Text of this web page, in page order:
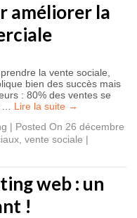
améliorer la
la vente sociale,
bien des succès mais
: 80% des ventes se
… Lire la suite →
| Posted On 26 décembre
vente sociale |
web : un
!